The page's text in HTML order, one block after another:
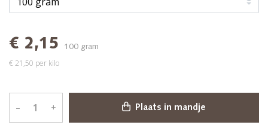
€ 2,15 100 gram
€ 21,50 per kilo
– + Plaats in mandje